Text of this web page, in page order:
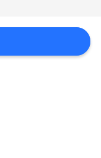
ما
تماس